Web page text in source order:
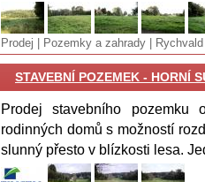
Prodej | Pozemky a zahrady |
STAVEBNÍ POZEMEK - HORNÍ
Prodej stavebního
rodinných domů s možností
slunný přesto v blízkosti lesa.